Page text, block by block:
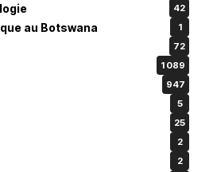
42
au Botswana 1
72
1 089
947
5
25
2
2